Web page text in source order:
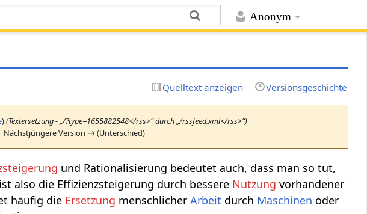
Anonym
Quelltext anzeigen Versionsgeschichte
)(Textersetzung - „/?type=1655882548</rss>“ durch „/rssfeed.xml</rss>“)
Nächstjüngere Version → (Unterschied)
und Rationalisierung bedeutet auch, dass man so tut,
also die Effizienzsteigerung durch bessere Nutzung vorhandener
häufig die Ersetzung menschlicherArbeit durch Maschinen oder